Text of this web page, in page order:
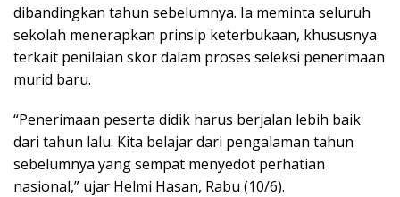
dibandingkan tahun sebelumnya. Ia meminta seluruh
sekolah menerapkan prinsip keterbukaan, khususnya
terkait penilaian skor dalam proses seleksi penerimaan
murid baru.
“Penerimaan peserta didik harus berjalan lebih baik
dari tahun lalu. Kita belajar dari pengalaman tahun
sebelumnya yang sempat menyedot perhatian
nasional,” ujar Helmi Hasan, Rabu (10/6).